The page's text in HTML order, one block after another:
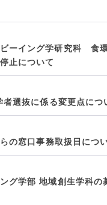
ーイング学研究科 食
止について
選抜に係る変更点につ
の窓口事務取扱日につ
グ学部 地域創生学科の